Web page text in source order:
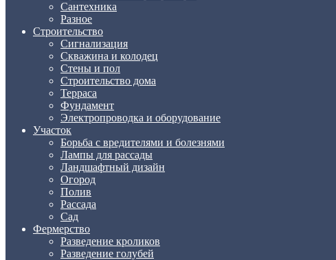
Сантехника
Разное
Строительство
Сигнализация
Скважина и колодец
Стены и пол
Строительство дома
Терраса
Фундамент
Электропроводка и оборудование
Участок
Борьба с вредителями и болезнями
Лампы для рассады
Ландшафтный дизайн
Огород
Полив
Рассада
Сад
Фермерство
Разведение кроликов
Разведение голубей